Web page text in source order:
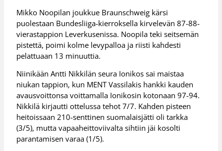
Mikko Noopilan joukkue Braunschweig kärsi
puolestaan Bundesliiga-kierroksella kirvelevän 87-88-
vierastappion Leverkusenissa. Noopila teki seitsemän
pistettä, poimi kolme levypalloa ja riisti kahdesti
pelattuaan 13 minuuttia.
Niinikään Antti Nikkilän seura Ionikos sai maistaa
niukan tappion, kun MENT Vassilakis hankki kauden
avausvoittonsa voittamalla Ionikosin kotonaan 97-94.
Nikkilä kirjautti ottelussa tehot 7/7. Kahden pisteen
heitoissaan 210-senttinen suomalaisjätti oli tarkka
(3/5), mutta vapaaheittoviivalta sihtiin jäi kosolti
parantamisen varaa (1/5).